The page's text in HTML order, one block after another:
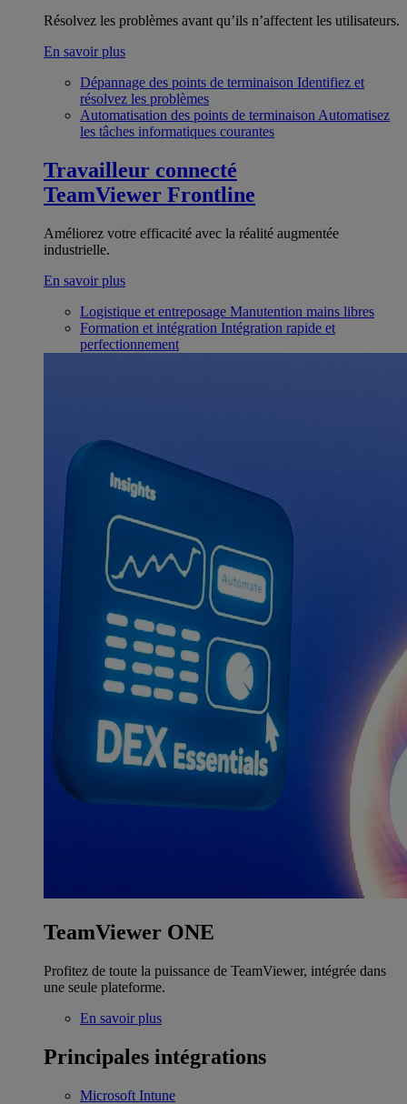
Résolvez les problèmes avant qu’ils n’affectent les utilisateurs.
En savoir plus
Dépannage des points de terminaison Identifiez et
résolvez les problèmes
Automatisation des points de terminaison Automatisez
les tâches informatiques courantes
Travailleur connecté
TeamViewer Frontline
Améliorez votre efficacité avec la réalité augmentée
industrielle.
En savoir plus
Logistique et entreposage Manutention mains libres
Formation et intégration Intégration rapide et
perfectionnement
TeamViewer ONE
Profitez de toute la puissance de TeamViewer, intégrée dans
une seule plateforme.
En savoir plus
Principales intégrations
Microsoft Intune